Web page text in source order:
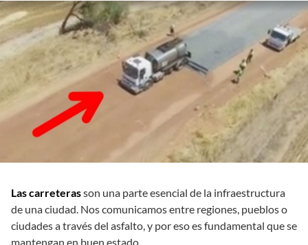
Las carreterasson una parte esencial de la infraestructura
de una ciudad. Nos comunicamos entre regiones, pueblos o
ciudades a través del asfalto, y por eso es fundamental que se
mantengan en buen estado.